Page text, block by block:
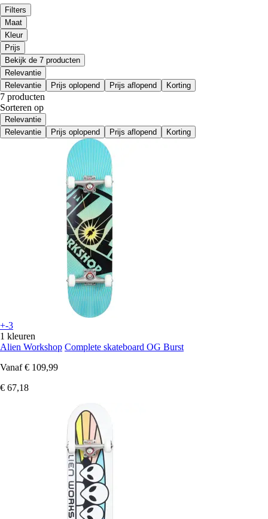
Filters
Maat
Kleur
Prijs
Bekijk de 7 producten
Relevantie
Relevantie
Prijs oplopend Prijs aflopend Korting
7 producten
Sorteren op
Relevantie
Relevantie
Prijs oplopend Prijs aflopend Korting
+-3
1 kleuren
Alien Workshop Complete skateboard OG Burst
Vanaf € 109,99
€ 67,18